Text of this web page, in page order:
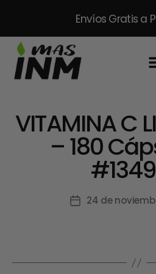
Envíos Gratis a
VITAMINA C
– 180
24 de